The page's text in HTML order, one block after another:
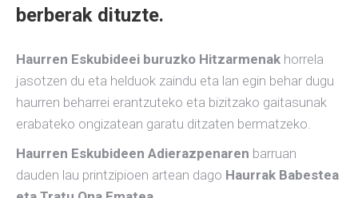
berberak dituzte.
Haurren Eskubideei buruzko Hitzarmenak horrela
jasotzen du eta helduok zaindu eta lan egin behar dugu
haurren beharrei erantzuteko eta bizitzako gaitasunak
erabateko ongizatean garatu ditzaten bermatzeko.
Haurren Eskubideen Adierazpenaren barruan
dauden lau printzipioen artean dago Haurrak Babestea